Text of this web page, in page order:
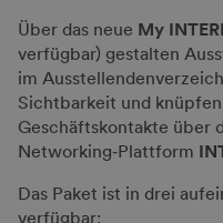
Über das neue My
verfügbar) gestalten
im
Sichtbarkeit und
Geschäftskontakte über
Networking‑Plattform
Das Paket ist in drei
verfügbar: